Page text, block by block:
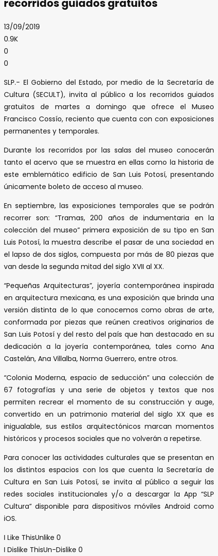
recorridos guiados gratuitos
13/09/2019
0.9K
0
0
​SLP.- El Gobierno del Estado, por medio de la Secretaría de
Cultura (SECULT), invita al público a los recorridos guiados
gratuitos de martes a domingo que ofrece el Museo
Francisco Cossío, reciento que cuenta con con exposiciones
permanentes y temporales.
Durante los recorridos por las salas del museo conocerán
tanto el acervo que se muestra en ellas como la historia de
este emblemático edificio de San Luis Potosí, presentando
únicamente boleto de acceso al museo.
En septiembre, las exposiciones temporales que se podrán
recorrer son: “Tramas, 200 años de indumentaria en la
colección del museo” primera exposición de su tipo en San
Luis Potosí, la muestra describe el pasar de una sociedad en
el lapso de dos siglos, compuesta por más de 80 piezas que
van desde la segunda mitad del siglo XVII al XX.
“Pequeñas Arquitecturas”, joyería contemporánea inspirada
en arquitectura mexicana, es una exposición que brinda una
versión distinta de lo que conocemos como obras de arte,
conformada por piezas que reúnen creativos originarios de
San Luis Potosí y del resto del país que han destacado en su
dedicación a la joyería contemporánea, tales como Ana
Castelán, Ana Villalba, Norma Guerrero, entre otros.
“Colonia Moderna, espacio de seducción” una colección de
67 fotografías y una serie de objetos y textos que nos
permiten recrear el momento de su construcción y auge,
convertido en un patrimonio material del siglo XX que es
inigualable, sus estilos arquitectónicos marcan momentos
históricos y procesos sociales que no volverán a repetirse.
Para conocer las actividades culturales que se presentan en
los distintos espacios con los que cuenta la Secretaría de
Cultura en San Luis Potosí, se invita al público a seguir las
redes sociales institucionales y/o a descargar la App “SLP
Cultura” disponible para dispositivos móviles Android como
iOS.
I Like ThisUnlike 0
I Dislike ThisUn-Dislike 0